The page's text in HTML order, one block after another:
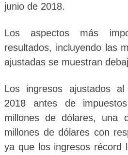
junio de 2018.
Los aspectos más
resultados, incluyendo las
ajustadas se muestran
Los ingresos ajustados
2018 antes de
millones de dólares, una
millones de dólares con
ya que los ingresos récord